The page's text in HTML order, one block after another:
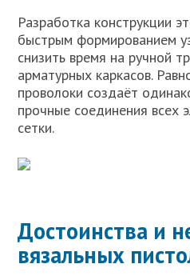
Разработка конструкции
быстрым формированием
снизить время на ручной
арматурных каркасов.
проволоки создаёт
прочные соединения всех
сетки.
Достоинства и
вязальных